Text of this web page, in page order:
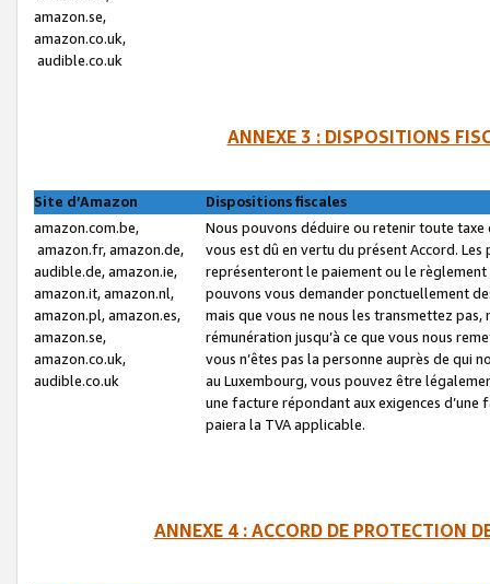
amazon.se,
amazon.co.uk,
audible.co.uk
ANNEXE 3 : DISPOSITIONS
Site d’Amazon
Dispositions fiscales
amazon.com.be,
amazon.fr, amazon.de,
audible.de, amazon.ie,
amazon.it, amazon.nl,
amazon.pl, amazon.es,
amazon.se,
amazon.co.uk,
audible.co.uk
Nous pouvons déduire ou retenir toute
vous est dû en vertu du présent Accord.
représenteront le paiement ou le
pouvons vous demander ponctuellement
mais que vous ne nous les transmettez
rémunération jusqu’à ce que vous nous
vous n’êtes pas la personne auprès de qui
au Luxembourg, vous pouvez être
une facture répondant aux exigences
paiera la TVA applicable.
ANNEXE 4 : ACCORD DE PROTECTION